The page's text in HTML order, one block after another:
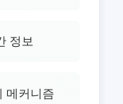
정보
메커니즘